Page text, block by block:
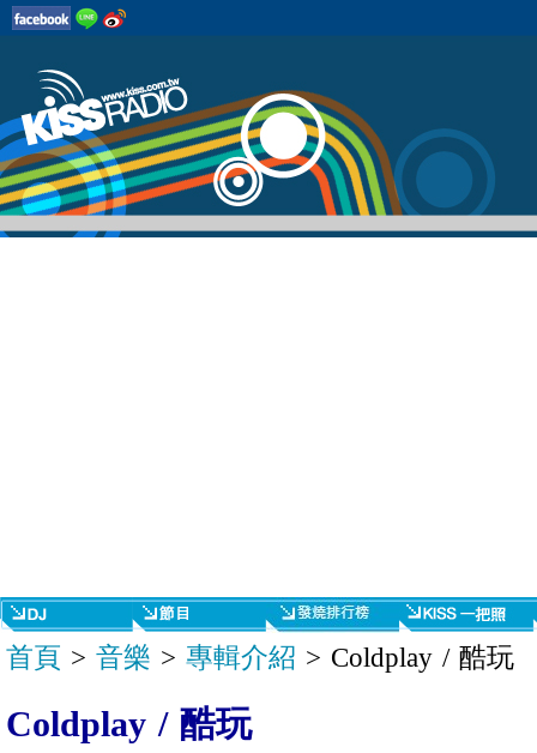
首頁 > 音樂 > 專輯介紹 > Coldplay / 酷玩
Coldplay / 酷玩